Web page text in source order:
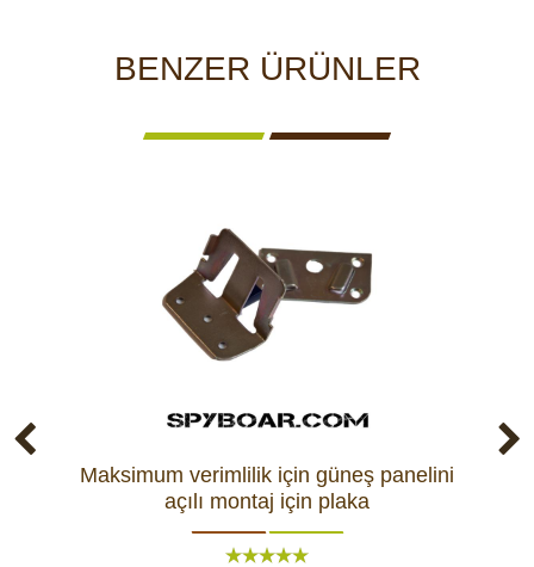
BENZER ÜRÜNLER
Maksimum verimlilik için güneş panelini
açılı montaj için plaka